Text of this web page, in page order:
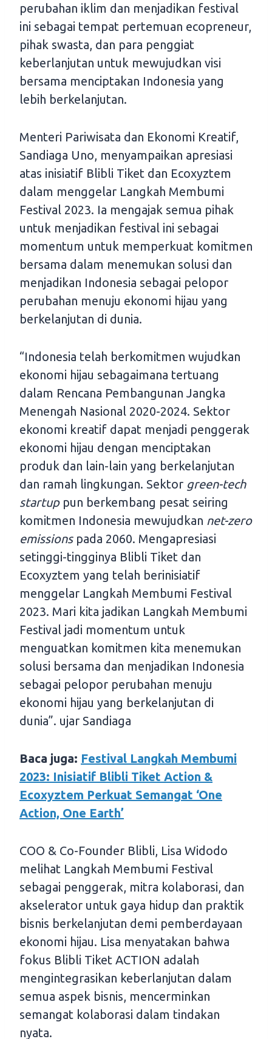
perubahan iklim dan menjadikan festival
ini sebagai tempat pertemuan ecopreneur,
pihak swasta, dan para penggiat
keberlanjutan untuk mewujudkan visi
bersama menciptakan Indonesia yang
lebih berkelanjutan.
Menteri Pariwisata dan Ekonomi Kreatif,
Sandiaga Uno, menyampaikan apresiasi
atas inisiatif Blibli Tiket dan Ecoxyztem
dalam menggelar Langkah Membumi
Festival 2023. Ia mengajak semua pihak
untuk menjadikan festival ini sebagai
momentum untuk memperkuat komitmen
bersama dalam menemukan solusi dan
menjadikan Indonesia sebagai pelopor
perubahan menuju ekonomi hijau yang
berkelanjutan di dunia.
“Indonesia telah berkomitmen wujudkan
ekonomi hijau sebagaimana tertuang
dalam Rencana Pembangunan Jangka
Menengah Nasional 2020-2024. Sektor
ekonomi kreatif dapat menjadi penggerak
ekonomi hijau dengan menciptakan
produk dan lain-lain yang berkelanjutan
dan ramah lingkungan. Sektor green-tech
startuppun berkembang pesat seiring
komitmen Indonesia mewujudkan net-zero
emissionspada 2060. Mengapresiasi
setinggi-tingginya Blibli Tiket dan
Ecoxyztem yang telah berinisiatif
menggelar Langkah Membumi Festival
2023. Mari kita jadikan Langkah Membumi
Festival jadi momentum untuk
menguatkan komitmen kita menemukan
solusi bersama dan menjadikan Indonesia
sebagai pelopor perubahan menuju
ekonomi hijau yang berkelanjutan di
dunia”. ujar Sandiaga
Baca juga: Festival Langkah Membumi
2023: Inisiatif Blibli Tiket Action &
Ecoxyztem Perkuat Semangat ‘One
Action, One Earth’
COO & Co-Founder Blibli, Lisa Widodo
melihat Langkah Membumi Festival
sebagai penggerak, mitra kolaborasi, dan
akselerator untuk gaya hidup dan praktik
bisnis berkelanjutan demi pemberdayaan
ekonomi hijau. Lisa menyatakan bahwa
fokus Blibli Tiket ACTION adalah
mengintegrasikan keberlanjutan dalam
semua aspek bisnis, mencerminkan
semangat kolaborasi dalam tindakan
nyata.